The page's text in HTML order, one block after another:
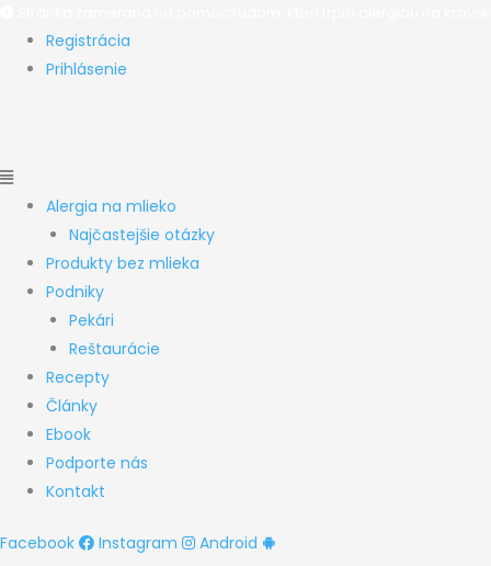
obsah
Menu Registrácia
Prihlásenie
Menu
Alergia na mlieko
Najčastejšie otázky
Produkty bez mlieka
Podniky
Pekári
Reštaurácie
Recepty
Články
Ebook
Podporte nás
Kontakt
Facebook Instagram Android